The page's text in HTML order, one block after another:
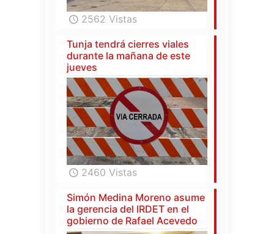
2562 Vistas
Tunja tendrá cierres viales
durante la mañana de este
jueves
2460 Vistas
Simón Medina Moreno asume
la gerencia del IRDET en el
gobierno de Rafael Acevedo